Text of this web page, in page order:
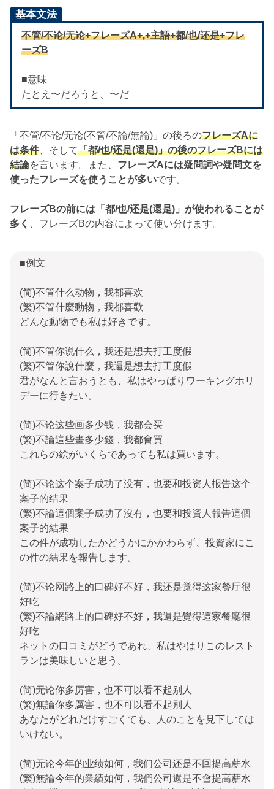
基本文法
不管/不论/无论+フレーズA+,+主語+都/也/还是+フレ
ーズB
■意味
たとえ〜だろうと、〜だ
「不管/不论/无论(不管/不論/無論)」の後ろのフレーズAに
は条件、そして「都/也/还是(還是)」の後のフレーズBには
結論を言います。また、 フレーズAには疑問詞や疑問文を
使ったフレーズを使うことが多いです。
フレーズBの前には「都/也/还是(還是)」が使われることが
多く
、フレーズBの内容によって使い分けます。
■例文
(简)不管什么动物，我都喜欢
(繁)不管什麼動物，我都喜歡
どんな動物でも私は好きです。
(简)不管你说什么，我还是想去打工度假
(繁)不管你說什麼，我還是想去打工度假
君がなんと言おうとも、私はやっぱりワーキングホリ
デーに行きたい。
(简)不论这些画多少钱，我都会买
(繁)不論這些畫多少錢，我都會買
これらの絵がいくらであっても私は買います。
(简)不论这个案子成功了没有，也要和投资人报告这个
案子的结果
(繁)不論這個案子成功了沒有，也要和投資人報告這個
案子的結果
この件が成功したかどうかにかかわらず、投資家にこ
の件の結果を報告します。
(简)不论网路上的口碑好不好，我还是觉得这家餐厅很
好吃
(繁)不論網路上的口碑好不好，我還是覺得這家餐廳很
好吃
ネットの口コミがどうであれ、私はやはりこのレスト
ランは美味しいと思う。
(简)无论你多厉害，也不可以看不起别人
(繁)無論你多厲害，也不可以看不起別人
あなたがどれだけすごくても、人のことを見下しては
いけない。
(简)无论今年的业绩如何，我们公司还是不回提高薪水
(繁)無論今年的業績如何，我們公司還是不會提高薪水